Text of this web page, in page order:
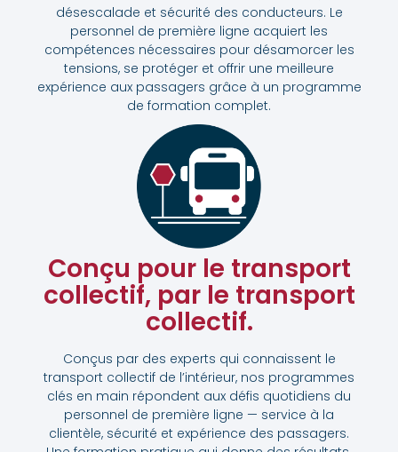
désescalade et sécurité des conducteurs. Le
personnel de première ligne acquiert les
compétences nécessaires pour désamorcer les
tensions, se protéger et offrir une meilleure
expérience aux passagers grâce à un programme
de formation complet.
Conçu pour le transport
collectif, par le transport
collectif.
Conçus par des experts qui connaissent le
transport collectif de l’intérieur, nos programmes
clés en main répondent aux défis quotidiens du
personnel de première ligne — service à la
clientèle, sécurité et expérience des passagers.